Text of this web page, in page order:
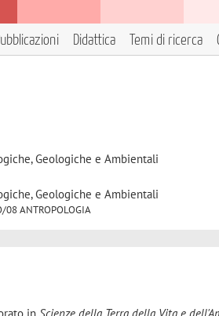
Didattica Temi di ricerca
Geologiche e Ambientali
Geologiche e Ambientali
ANTROPOLOGIA